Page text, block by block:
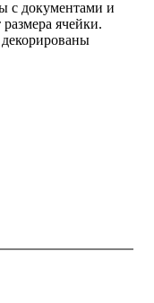
с документами и
ячейки.